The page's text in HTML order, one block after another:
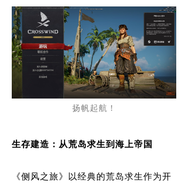
个人中心
扬帆起航！
生存建造：从荒岛求生到海上帝国
《侧风之旅》以经典的荒岛求生作为开